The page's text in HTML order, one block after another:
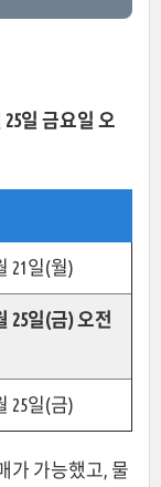
25일 금요일 오
21일(월)
25일(금) 오전
25일(금)
가 가능했고, 물